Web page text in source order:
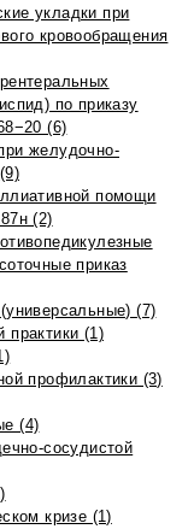
укладки при
кровообращения
по приказу
(6)
желудочно-
помощи
(2)
приказ
(7)
(1)
профилактики (3)
(4)
сосудистой
кризе (1)